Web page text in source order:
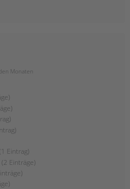
im
Monaten
Eintrag)
Einträge)